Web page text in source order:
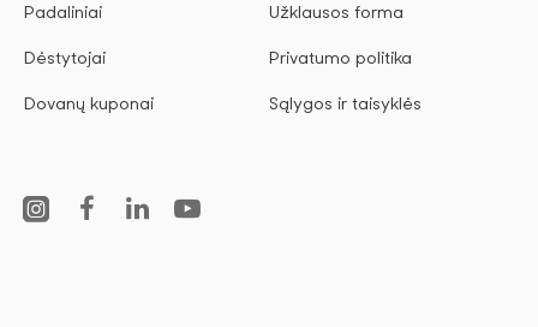
Padaliniai
Dėstytojai
Dovanų kuponai
Užklausos forma
Privatumo politika
Sąlygos ir taisyklės